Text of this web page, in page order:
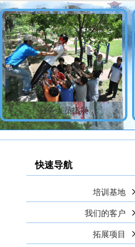
务人员拓展
快速导航
培训基地
我们的客户
拓展项目